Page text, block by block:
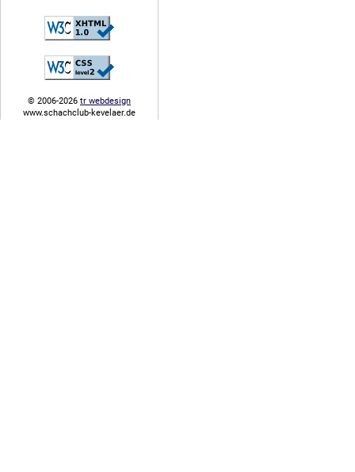
© 2006-2026 tr webdesign
www.schachclub-kevelaer.de